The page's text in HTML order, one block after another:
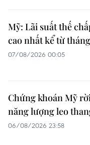
Mỹ: Lãi suất thế
cao nhất kể từ
07/08/2026 00:05
Chứng khoán Mỹ
năng lượng leo
06/08/2026 23:58